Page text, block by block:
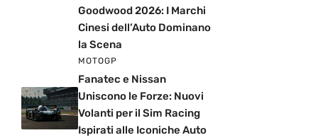
Goodwood 2026: I Marchi
Cinesi dell’Auto Dominano
la Scena
MOTOGP
Fanatec e Nissan
Uniscono le Forze: Nuovi
Volanti per il Sim Racing
Ispirati alle Iconiche Auto